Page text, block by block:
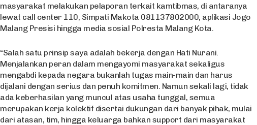
masyarakat melakukan pelaporan terkait kamtibmas, di antaranya
lewat call center 110, Simpati Makota 081137802000, aplikasi Jogo
Malang Presisi hingga media sosial Polresta Malang Kota.
“Salah satu prinsip saya adalah bekerja dengan Hati Nurani.
Menjalankan peran dalam mengayomi masyarakat sekaligus
mengabdi kepada negara bukanlah tugas main-main dan harus
dijalani dengan serius dan penuh komitmen. Namun sekali lagi, tidak
ada keberhasilan yang muncul atas usaha tunggal, semua
merupakan kerja kolektif disertai dukungan dari banyak pihak, mulai
dari atasan, tim, hingga keluarga bahkan support dari masyarakat